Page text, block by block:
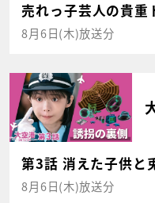
売れっ子芸人の貴
8月6日(木)放送分
第3話 消えた子供と
8月6日(木)放送分